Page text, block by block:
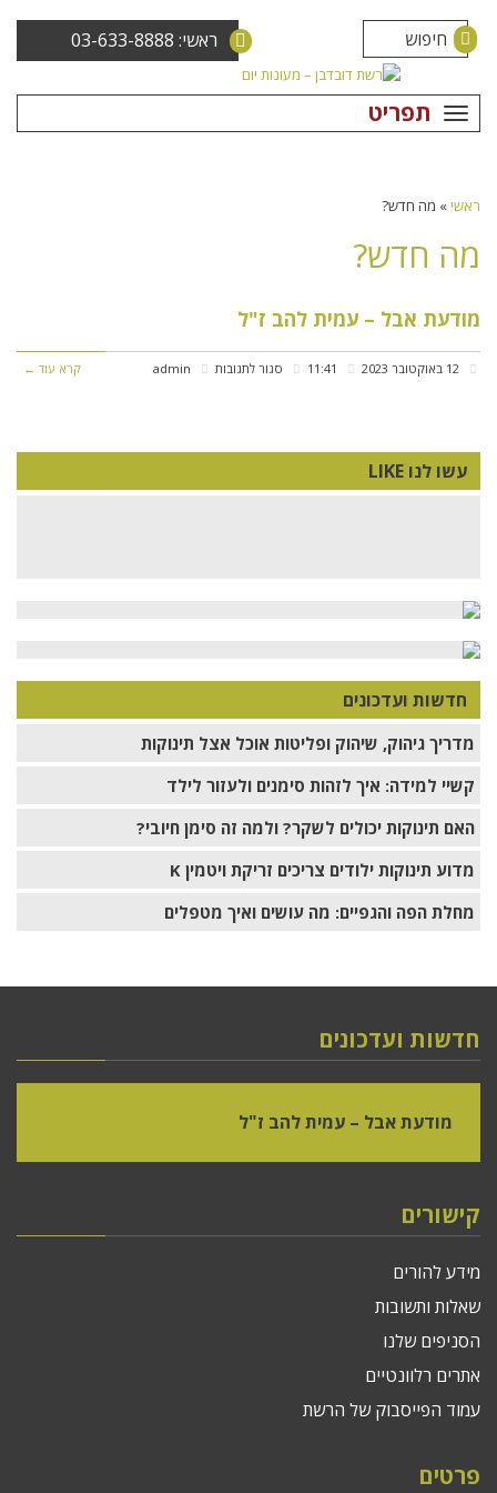
ראשי: 03-633-8888
ראשי» מה חדש?
מה חדש?
מודעת אבל – עמית להב ז"ל
סגור לתגובותעל
admin קרא עוד ←
עשו לנו LIKE
חדשות ועדכונים
מדריך גיהוק, שיהוק ופליטות אוכל אצל תינוקות
קשיי למידה: איך לזהות סימנים ולעזור לילד
האם תינוקות יכולים לשקר? ולמה זה סימן חיובי?
מדוע תינוקות ילודים צריכים זריקת ויטמין K
מחלת הפה והגפיים: מה עושים ואיך מטפלים
חדשות ועדכונים
מודעת אבל – עמית להב ז"ל
קישורים
מידע להורים
שאלות ותשובות
הסניפים שלנו
אתרים רלוונטיים
עמוד הפייסבוק של הרשת
פרטים